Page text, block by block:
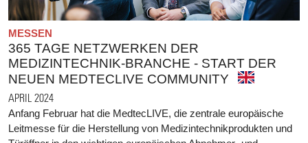
MESSEN
365 TAGE NETZWERKEN DER
MEDIZINTECHNIK-BRANCHE - START DER
NEUEN MEDTECLIVE COMMUNITY
APRIL 2024
Anfang Februar hat die MedtecLIVE, die zentrale europäische
Leitmesse für die Herstellung von Medizintechnikprodukten und